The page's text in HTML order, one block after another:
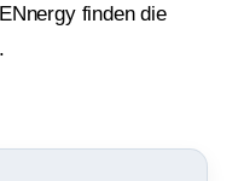
finden die